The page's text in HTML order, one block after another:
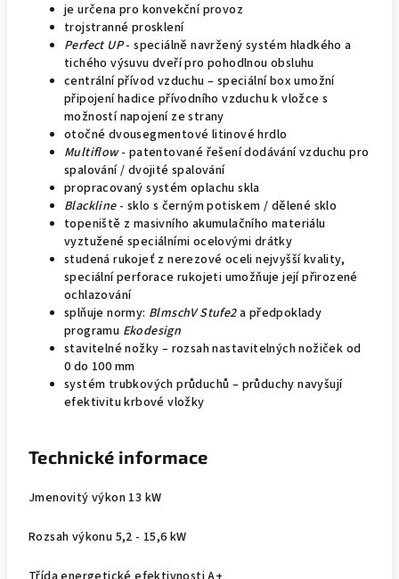
je určena pro konvekční provoz
trojstranné prosklení
Perfect UP - speciálně navržený systém hladkého a
tichého výsuvu dveří pro pohodlnou obsluhu
centrální přívod vzduchu – speciální box umožní
připojení hadice přívodního vzduchu k vložce s
možností napojení ze strany
otočné dvousegmentové litinové hrdlo
Multiflow - patentované řešení dodávání vzduchu pro
spalování / dvojité spalování
propracovaný systém oplachu skla
Blackline - sklo s černým potiskem / dělené sklo
topeniště z masivního akumulačního materiálu
vyztužené speciálními ocelovými drátky
studená rukojeť z nerezové oceli nejvyšší kvality,
speciální perforace rukojeti umožňuje její přirozené
ochlazování
splňuje normy: BlmschV Stufe2a předpoklady
programu Ekodesign
stavitelné nožky – rozsah nastavitelných nožiček od
0 do 100 mm
systém trubkových průduchů – průduchy navyšují
efektivitu krbové vložky
Technické informace
Jmenovitý výkon 13 kW
Rozsah výkonu 5,2 - 15,6 kW